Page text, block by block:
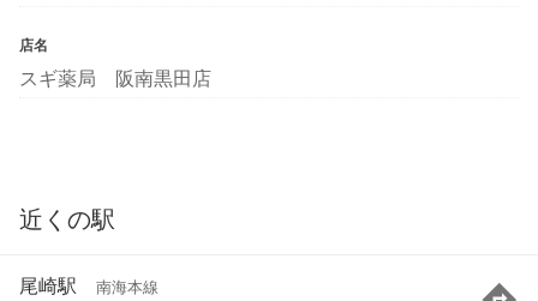
店名
スギ薬局 阪南黒田店
近くの駅
尾崎駅 南海本線